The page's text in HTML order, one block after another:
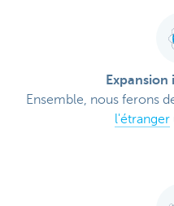
Ensemble, nous ferons
l'étranger